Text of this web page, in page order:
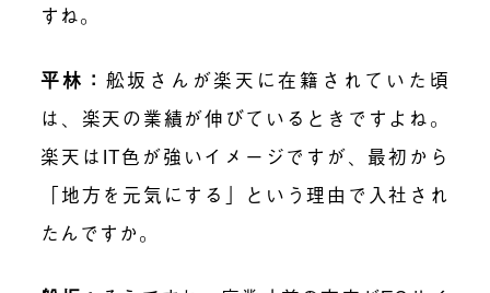
すね。
平林： 舩坂さんが楽天に在籍されていた頃
は、楽天の業績が伸びているときですよね。
楽天はIT色が強いイメージですが、最初から
「地方を元気にする」という理由で入社され
たんですか。